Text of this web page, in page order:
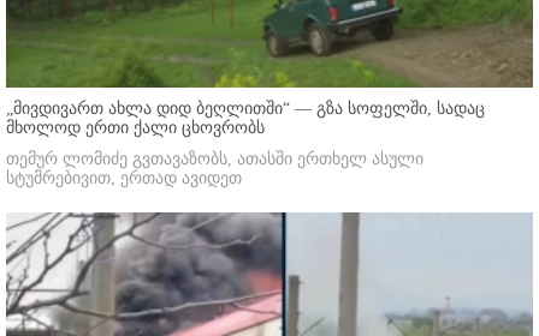
„მივდივართ ახლა დიდ ბეღლითში“ — გზა სოფელში, სადაც
მხოლოდ ერთი ქალი ცხოვრობს
თემურ ლომიძე გვთავაზობს, ათასში ერთხელ ასული
სტუმრებივით, ერთად ავიდეთ